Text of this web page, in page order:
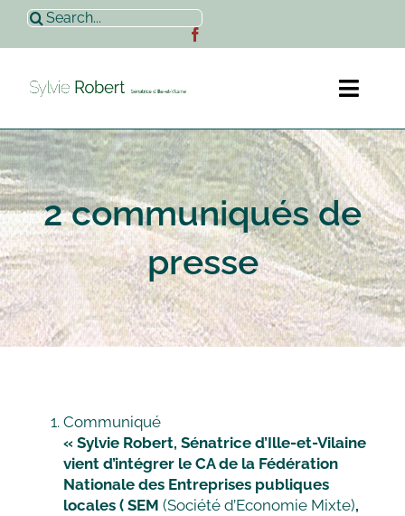
Passer
contenu
Rechercher:
Accueil
Sylvie Robert
Actualités
Contact
2 communiqués de
presse
Communiqué
« Sylvie Robert, Sénatrice d’Ille-et-Vilaine
vient d’intégrer le CA de la Fédération
Nationale des Entreprises publiques
locales ( SEM (Société d’Economie Mixte),